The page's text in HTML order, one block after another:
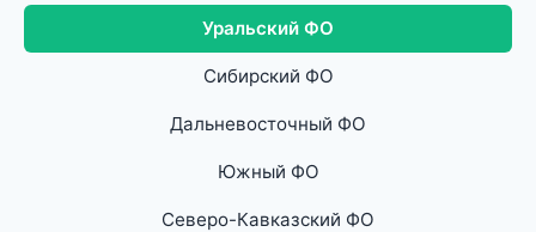
Уральский ФО
Сибирский ФО
Дальневосточный ФО
Южный ФО
Северо-Кавказский ФО